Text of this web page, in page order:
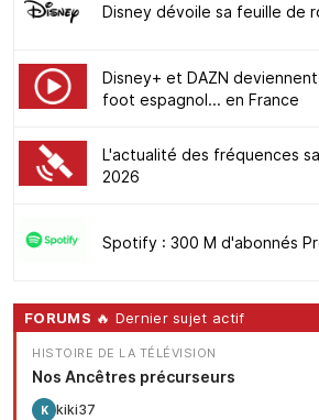
Disney dévoile sa feuille de
Disney+ et DAZN
foot espagnol... en France
L'actualité des fréquences
2026
Spotify : 300 M d'abonnés
FORUMS 🔥 Dernier sujet actif
HISTOIRE DE LA TÉLÉVISION
Nos Ancêtres précurseurs
K kiki37